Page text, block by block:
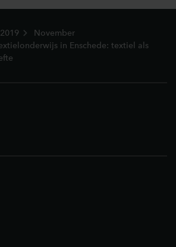
2019
November
in Enschede: textiel als